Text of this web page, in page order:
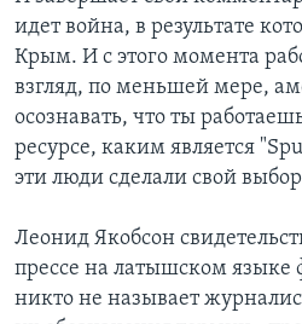
идет война, в результате
Крым. И с этого момента
взгляд, по меньшей мере,
осознавать, что ты
ресурсе, каким является
эти люди сделали свой
Леонид Якобсон
прессе на латышском языке
никто не называет